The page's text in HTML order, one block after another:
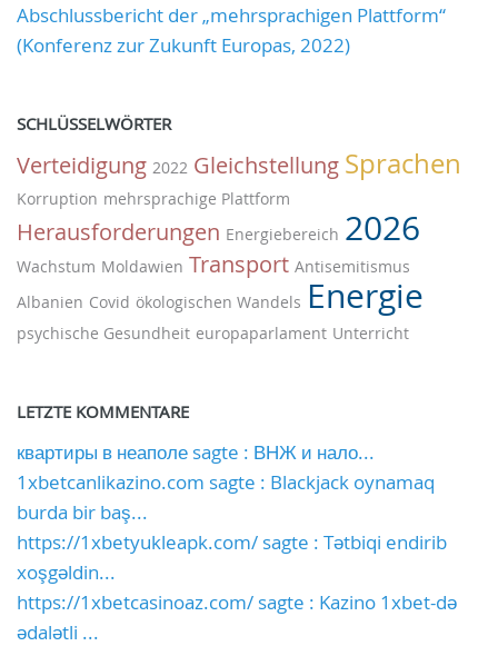
Abschlussbericht der „mehrsprachigen Plattform“
(Konferenz zur Zukunft Europas, 2022)
SCHLÜSSELWÖRTER
Verteidigung 2022 Gleichstellung Sprachen
Korruption mehrsprachige Plattform
Herausforderungen Energiebereich 2026
Wachstum Moldawien Transport Antisemitismus
Albanien Covid ökologischen Wandels Energie
psychische Gesundheit europaparlament Unterricht
LETZTE KOMMENTARE
квартиры в неаполе sagte : ВНЖ и нало...
1xbetcanlikazino.com sagte : Blackjack oynamaq
burda bir baş...
https://1xbetyukleapk.com/ sagte : Tətbiqi endirib
xoşgəldin...
https://1xbetcasinoaz.com/ sagte : Kazino 1xbet-də
ədalətli ...